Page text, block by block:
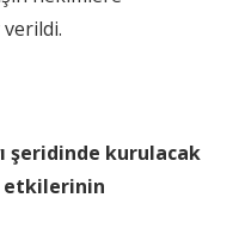
şeridinde kurulacak
etkilerinin